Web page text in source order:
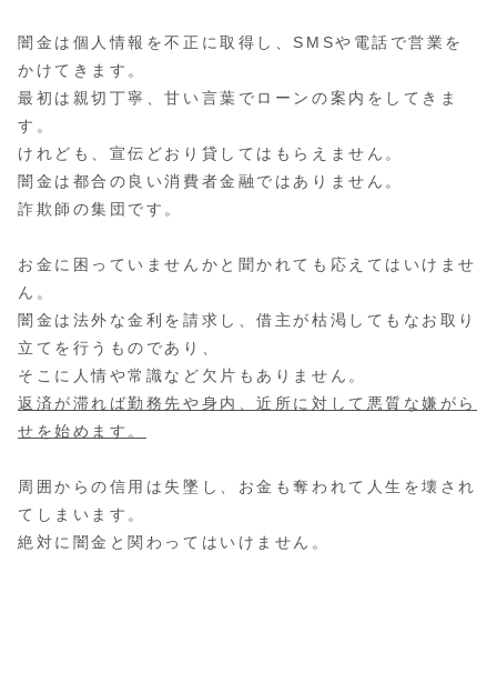
闇金は個人情報を不正に取得し、SMSや電話で営業を
かけてきます。
最初は親切丁寧、甘い言葉でローンの案内をしてきま
す。
けれども、宣伝どおり貸してはもらえません。
闇金は都合の良い消費者金融ではありません。
詐欺師の集団です。
お金に困っていませんかと聞かれても応えてはいけませ
ん。
闇金は法外な金利を請求し、借主が枯渇してもなお取り
立てを行うものであり、
そこに人情や常識など欠片もありません。
返済が滞れば勤務先や身内、近所に対して悪質な嫌がら
せを始めます。
周囲からの信用は失墜し、お金も奪われて人生を壊され
てしまいます。
絶対に闇金と関わってはいけません。